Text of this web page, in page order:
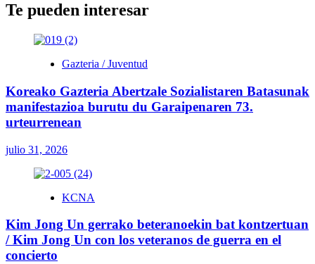
Te pueden interesar
Gazteria / Juventud
Koreako Gazteria Abertzale Sozialistaren Batasunak
manifestazioa burutu du Garaipenaren 73.
urteurrenean
julio 31, 2026
KCNA
Kim Jong Un gerrako beteranoekin bat kontzertuan
/ Kim Jong Un con los veteranos de guerra en el
concierto